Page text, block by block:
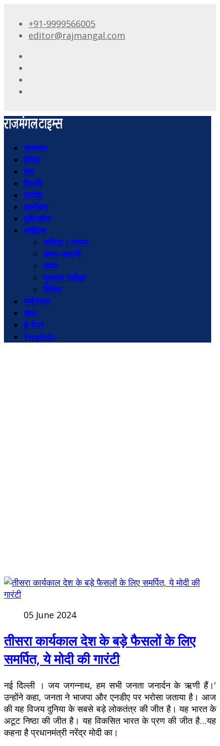
+91-9999566005
editor@rajmangal.com
समाचार
विदेश
देश
दिल्ली
प्रदेश
कारोबार
दृष्टिकोण
साहित्य
कविता / ग़ज़ल
कथा-कहानी
व्यंग्य
पुस्तक समीक्षा
विविध
मनोरंजन
खेल
ई-पेपर
English
05 June 2024
तीसरा कार्यकाल देश के बड़े फैसलों के लिए
समर्पित, ये मोदी की गारंटी
नई दिल्ली । जय जगन्नाथ, हम सभी जनता जनार्दन के ऋणी हैं।'
उन्होंने कहा, जनता ने भाजपा और एनडीए पर भरोसा जताया है। आज
की यह विजय दुनिया के सबसे बड़े लोकतंत्र की जीत है। यह भारत के
अटूट निष्ठा की जीत है। यह विकसित भारत के प्रण की जीत है…यह
कहना है प्रधानमंत्री नरेंद्र मोदी का।